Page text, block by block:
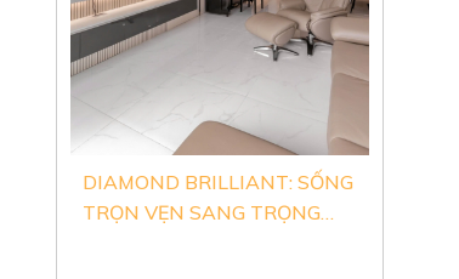
DIAMOND BRILLIANT: SỐNG
TRỌN VẸN SANG TRỌNG